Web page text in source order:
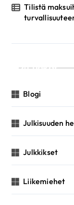
Tilistä
Luokat
Blogi
Julkisuuden
Julkkikset
Liikemiehet